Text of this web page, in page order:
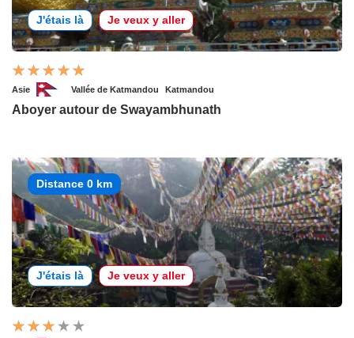
J'étais là Je veux y aller
Asie Vallée de Katmandou Katmandou
Aboyer autour de Swayambhunath
Distance 0 km
J'étais là Je veux y aller